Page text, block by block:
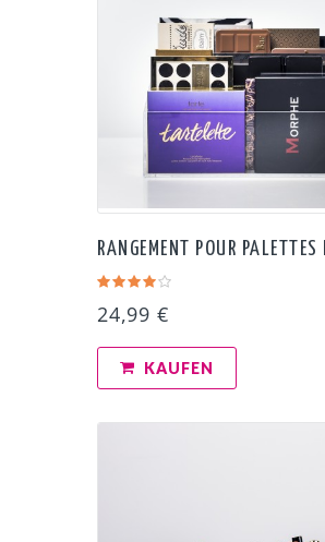
RANGEMENT POUR PALETTES
24,99 €
KAUFEN